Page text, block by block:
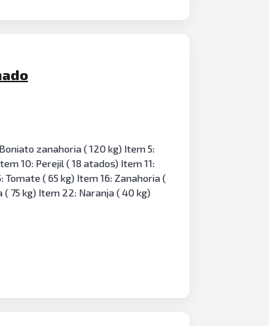
zanahoria ( 120 kg) Item 5:
10: Perejil ( 18 atados) Item 11:
( 65 kg) Item 16: Zanahoria (
( 75 kg) Item 22: Naranja ( 40 kg)